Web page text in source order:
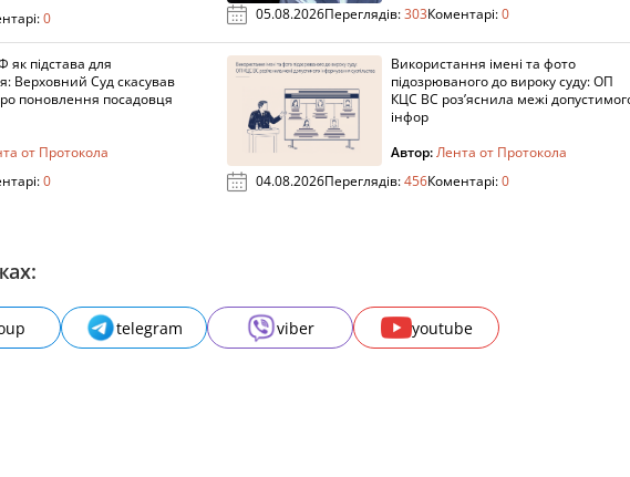
0
05.08.2026Переглядів:303Коментарі:0
як підстава для
Верховний Суд скасував
поновлення посадовця
от Протокола
0
Використання імені та фото
підозрюваного до вироку суду: ОП
КЦС ВС роз’яснила межі
інфор
Автор:Лента от Протокола
04.08.2026Переглядів:456Коментарі:0
telegram viber youtube